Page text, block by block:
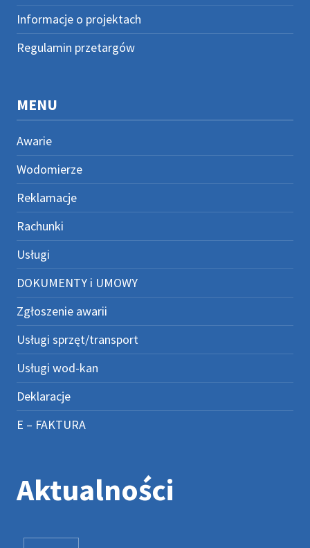
Informacje o projektach
Regulamin przetargów
MENU
Awarie
Wodomierze
Reklamacje
Rachunki
Usługi
DOKUMENTY i UMOWY
Zgłoszenie awarii
Usługi sprzęt/transport
Usługi wod-kan
Deklaracje
E – FAKTURA
Aktualności